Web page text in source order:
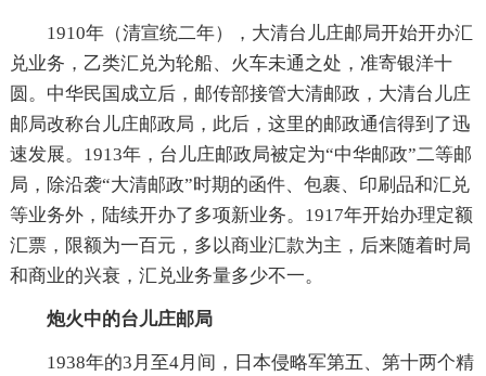
1910年（清宣统二年），大清台儿庄邮局开始开办汇
兑业务，乙类汇兑为轮船、火车未通之处，准寄银洋十
圆。中华民国成立后，邮传部接管大清邮政，大清台儿庄
邮局改称台儿庄邮政局，此后，这里的邮政通信得到了迅
速发展。1913年，台儿庄邮政局被定为“中华邮政”二等邮
局，除沿袭“大清邮政”时期的函件、包裹、印刷品和汇兑
等业务外，陆续开办了多项新业务。1917年开始办理定额
汇票，限额为一百元，多以商业汇款为主，后来随着时局
和商业的兴衰，汇兑业务量多少不一。
炮火中的台儿庄邮局
1938年的3月至4月间，日本侵略军第五、第十两个精